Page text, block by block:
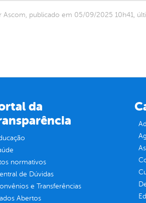
Ascom, publicado em 05/09/2025 10h41,
da
normativos
de Dúvidas
e Transferências
Abertos